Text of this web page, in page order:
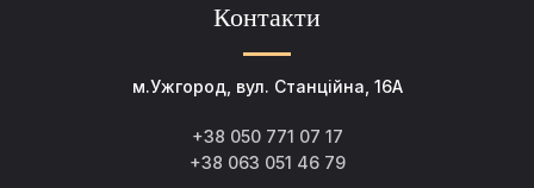
Контакти
м.Ужгород, вул. Станційна, 16А
+38 050 771 07 17
+38 063 051 46 79